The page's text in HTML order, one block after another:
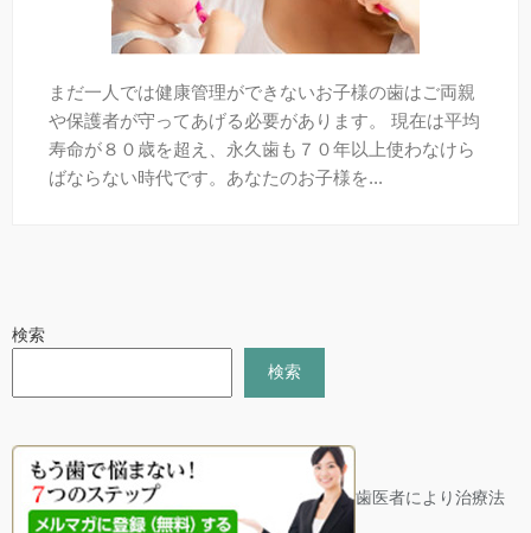
まだ一人では健康管理ができないお子様の歯はご両親
や保護者が守ってあげる必要があります。 現在は平均
寿命が８０歳を超え、永久歯も７０年以上使わなけら
ばならない時代です。あなたのお子様を...
検索
検索
歯医者により治療法